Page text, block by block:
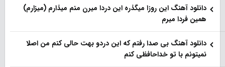
دانلود آهنگ این روزا میگذره این دردا میرن منم میذارم (میزارم)
همین فردا میرم
دانلود آهنگ بی صدا رفتم که این دردو بهت حالی کنم من اصلا
نمیتونم با تو خداحافظی کنم